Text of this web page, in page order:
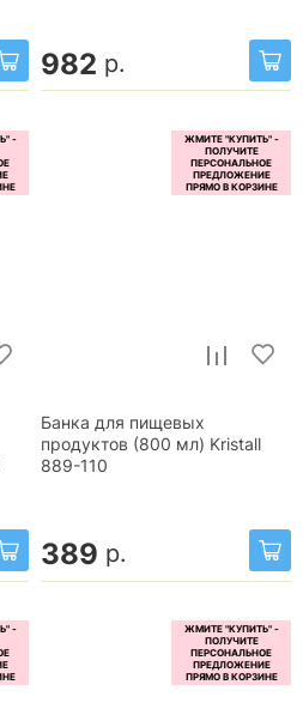
982 р.
Банка для пищевых
продуктов (800 мл) Kristall
889-110
389 р.